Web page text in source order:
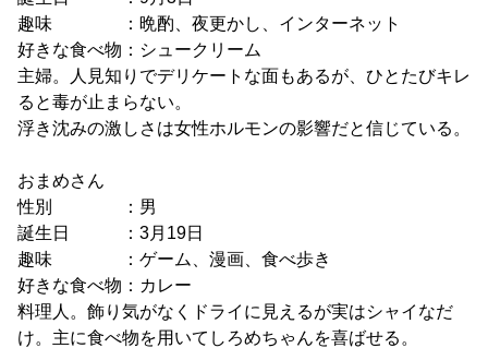
趣味 ：晩酌、夜更かし、インターネット
好きな食べ物：シュークリーム
主婦。人見知りでデリケートな面もあるが、ひとたびキレ
ると毒が止まらない。
浮き沈みの激しさは女性ホルモンの影響だと信じている。
おまめさん
性別 ：男
誕生日 ：3月19日
趣味 ：ゲーム、漫画、食べ歩き
好きな食べ物：カレー
料理人。飾り気がなくドライに見えるが実はシャイなだ
け。主に食べ物を用いてしろめちゃんを喜ばせる。